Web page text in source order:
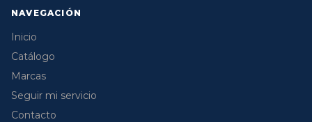
NAVEGACIÓN
Inicio
Catálogo
Marcas
Seguir mi servicio
Contacto